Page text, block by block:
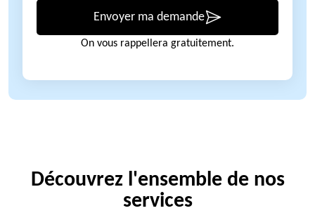
Envoyer ma demande
On vous rappellera gratuitement.
Découvrez l'ensemble de nos
services